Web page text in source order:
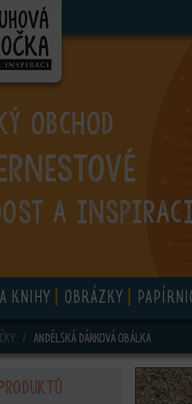
OBCHOD
A
KNIHY OBRÁZKY
ANDĚLSKÁ DÁRKOVÁ OBÁLKA